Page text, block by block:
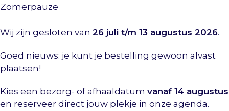
Zomerpauze
Wij zijn gesloten van 26 juli t/m 13 augustus 2026.
Goed nieuws: je kunt je bestelling gewoon alvast
plaatsen!
Kies een bezorg- of afhaaldatum vanaf 14 augustus
en reserveer direct jouw plekje in onze agenda.